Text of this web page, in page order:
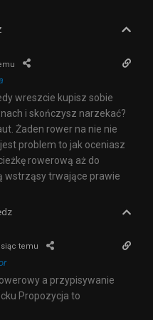
wreszcie kupisz sobie
i skończysz narzekać?
Żaden rower na nie nie
problem to jak oceniasz
rowerową aż do
wstrząsy trwające prawie
temu
a przypisywanie
Propozycja to